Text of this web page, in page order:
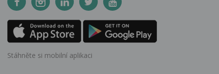
Stáhněte si mobilní aplikaci